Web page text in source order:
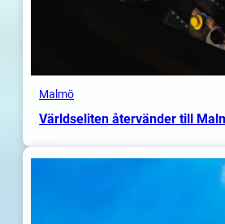
Malmö
Världseliten återvänder till